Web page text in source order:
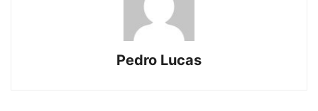
Pedro Lucas